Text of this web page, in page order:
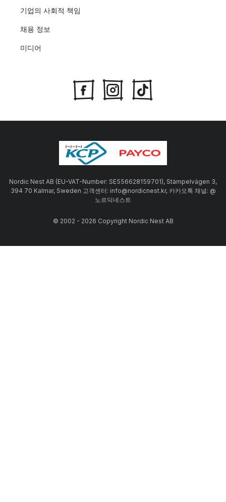
기업의 사회적 책임
채용 정보
미디어
Nordic Nest AB (EU-VAT-Number: SE556628159701), Stämpelvägen 3,
394 70 Kalmar, Sweden 고객센터: info@nordicnest.kr, 카카오톡 채널: @
노르딕네스트
© 2002 - 2026 Copyright Nordic Nest AB